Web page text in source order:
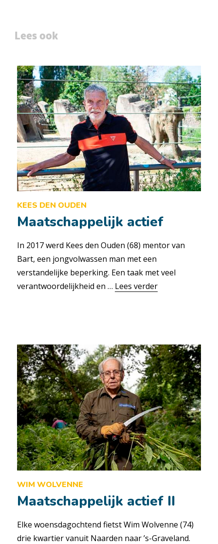
Lees ook
KEES DEN OUDEN
Maatschappelijk actief
In 2017 werd Kees den Ouden (68) mentor van
Bart, een jong­volwassen man met een
verstandelijke beperking. Een taak met veel
verantwoordelijkheid en … Lees verder
WIM WOLVENNE
Maatschappelijk actief II
Elke woensdagochtend fietst Wim Wolvenne (74)
drie kwartier vanuit Naarden naar ’s-Graveland.